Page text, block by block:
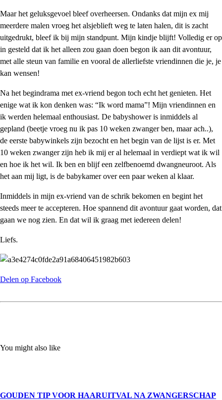
Maar het geluksgevoel bleef overheersen. Ondanks dat mijn ex mij
meerdere malen vroeg het alsjeblieft weg te laten halen, dit is zacht
uitgedrukt, bleef ik bij mijn standpunt. Mijn kindje blijft! Volledig er op
in gesteld dat ik het alleen zou gaan doen begon ik aan dit avontuur,
met alle steun van familie en vooral de allerliefste vriendinnen die je, je
kan wensen!
Na het begindrama met ex-vriend begon toch echt het genieten. Het
enige wat ik kon denken was: “Ik word mama”! Mijn vriendinnen en
ik werden helemaal enthousiast. De babyshower is inmiddels al
gepland (beetje vroeg nu ik pas 10 weken zwanger ben, maar ach..),
de eerste babywinkels zijn bezocht en het begin van de lijst is er. Met
10 weken zwanger zijn heb ik mij er al helemaal in verdiept wat ik wil
en hoe ik het wil. Ik ben en blijf een zelfbenoemd dwangneuroot. Als
het aan mij ligt, is de babykamer over een paar weken al klaar.
Inmiddels in mijn ex-vriend van de schrik bekomen en begint het
steeds meer te accepteren. Hoe spannend dit avontuur gaat worden, dat
gaan we nog zien. En dat wil ik graag met iedereen delen!
Liefs.
Delen op Facebook
You might also like
GOUDEN TIP VOOR HAARUITVAL NA ZWANGERSCHAP